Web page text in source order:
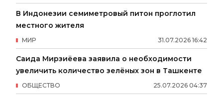
В Индонезии семиметровый питон проглотил
местного жителя
31.07.2026 16:42
МИР
Саида Мирзиёева заявила о необходимости
увеличить количество зелёных зон в Ташкенте
25.07.2026 04:37
ОБЩЕСТВО